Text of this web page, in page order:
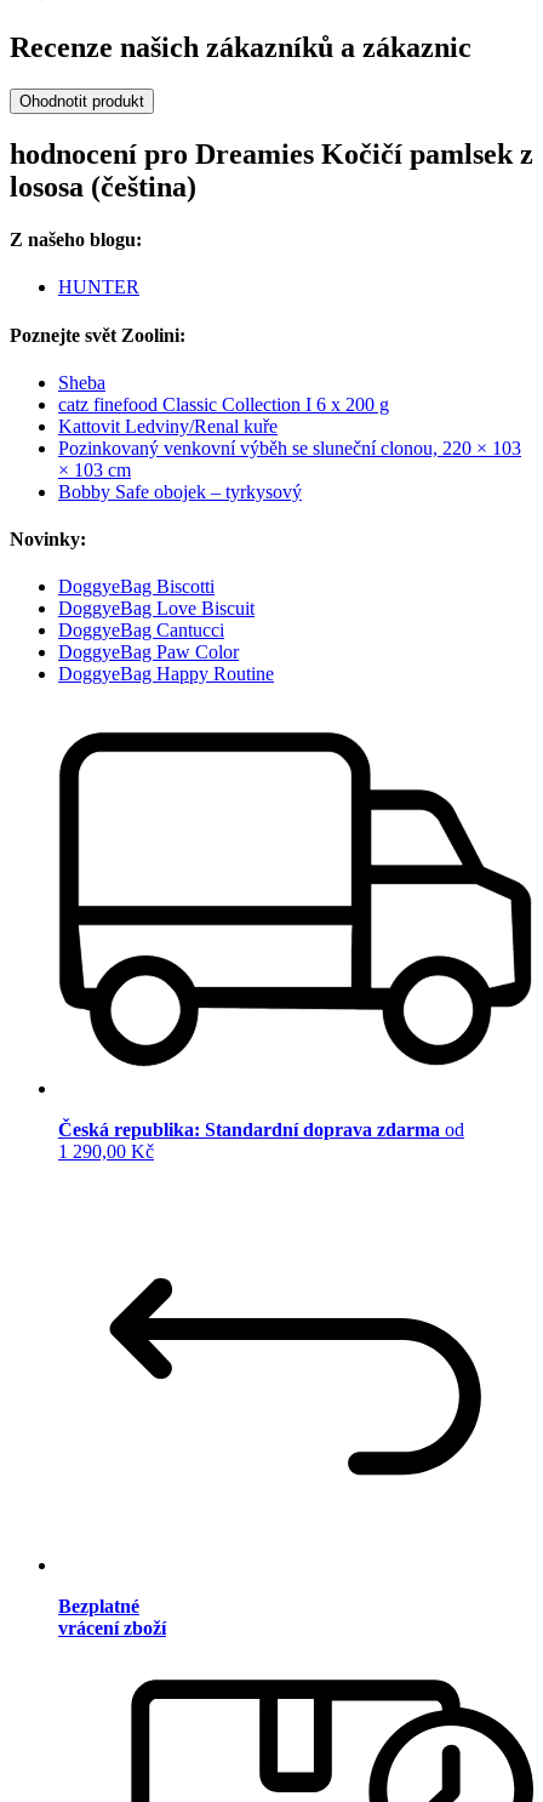
Recenze našich zákazníků a zákaznic
Ohodnotit produkt
hodnocení pro Dreamies Kočičí pamlsek z
lososa (čeština)
Z našeho blogu:
HUNTER
Poznejte svět Zoolini:
Sheba
catz finefood Classic Collection I 6 x 200 g
Kattovit Ledviny/Renal kuře
Pozinkovaný venkovní výběh se sluneční clonou, 220 × 103
× 103 cm
Bobby Safe obojek – tyrkysový
Novinky:
DoggyeBag Biscotti
DoggyeBag Love Biscuit
DoggyeBag Cantucci
DoggyeBag Paw Color
DoggyeBag Happy Routine
Česká republika: Standardní doprava zdarma od
1 290,00 Kč
Bezplatné
vrácení zboží